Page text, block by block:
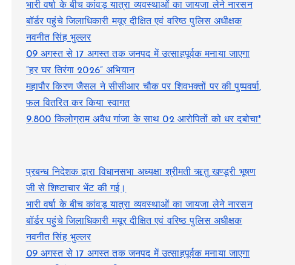
भारी वर्षा के बीच कांवड़ यात्रा व्यवस्थाओं का जायजा लेने नारसन
बॉर्डर पहुंचे जिलाधिकारी मयूर दीक्षित एवं वरिष्ठ पुलिस अधीक्षक
नवनीत सिंह भुल्लर
09 अगस्त से 17 अगस्त तक जनपद में उत्साहपूर्वक मनाया जाएगा
“हर घर तिरंगा 2026” अभियान
महापौर किरण जैसल ने सीसीआर चौक पर शिवभक्तों पर की पुष्पवर्षा,
फल वितरित कर किया स्वागत
9.800 किलोग्राम अवैध गांजा के साथ 02 आरोपितों को धर दबोचा*
प्रबन्ध निदेशक द्वारा विधानसभा अध्यक्षा श्रीमती ऋतु खण्डूरी भूषण
जी से शिष्टाचार भेंट की गई।
भारी वर्षा के बीच कांवड़ यात्रा व्यवस्थाओं का जायजा लेने नारसन
बॉर्डर पहुंचे जिलाधिकारी मयूर दीक्षित एवं वरिष्ठ पुलिस अधीक्षक
नवनीत सिंह भुल्लर
09 अगस्त से 17 अगस्त तक जनपद में उत्साहपूर्वक मनाया जाएगा